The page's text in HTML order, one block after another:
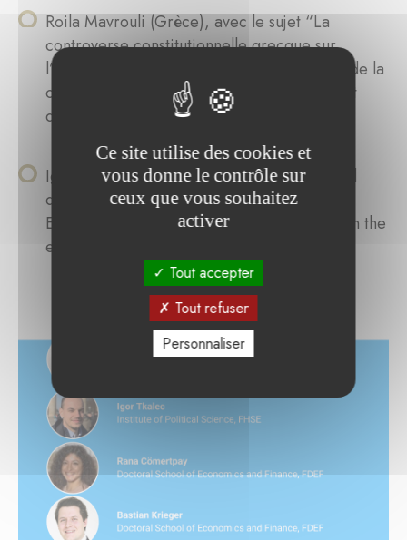
Roila Mavrouli (Grèce), avec le sujet “La
controverse constitutionnelle grecque sur
l’article 120 § 4 en période de crise. Étude de la
compétence controversée du peuple en tant
qu’organe de l’Etat.”
Igor Tkalec (Croatie), avec le sujet “External
drivers and internal outcomes: the effect of
European Semester on adequate pensions in the
euro area.”
Ce site utilise des cookies et
vous donne le contrôle sur
ceux que vous souhaitez
activer
Tout accepter
Tout refuser
Personnaliser